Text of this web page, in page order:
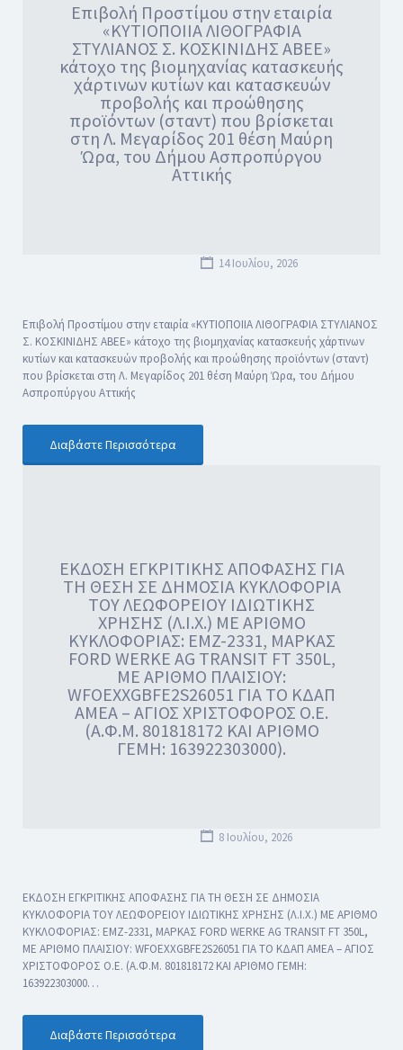
Επιβολή Προστίμου στην εταιρία
«ΚΥΤΙΟΠΟΙΙΑ ΛΙΘΟΓΡΑΦΙΑ
ΣΤΥΛΙΑΝΟΣ Σ. ΚΟΣΚΙΝΙΔΗΣ ΑΒΕΕ»
κάτοχο της βιομηχανίας κατασκευής
χάρτινων κυτίων και κατασκευών
προβολής και προώθησης
προϊόντων (σταντ) που βρίσκεται
στη Λ. Μεγαρίδος 201 θέση Μαύρη
Ώρα, του Δήμου Ασπροπύργου
Αττικής
14 Ιουλίου, 2026
Επιβολή Προστίμου στην εταιρία «ΚΥΤΙΟΠΟΙΙΑ ΛΙΘΟΓΡΑΦΙΑ ΣΤΥΛΙΑΝΟΣ
Σ. ΚΟΣΚΙΝΙΔΗΣ ΑΒΕΕ» κάτοχο της βιομηχανίας κατασκευής χάρτινων
κυτίων και κατασκευών προβολής και προώθησης προϊόντων (σταντ)
που βρίσκεται στη Λ. Μεγαρίδος 201 θέση Μαύρη Ώρα, του Δήμου
Ασπροπύργου Αττικής
Διαβάστε Περισσότερα
ΕΚΔΟΣΗ ΕΓΚΡΙΤΙΚΗΣ ΑΠΟΦΑΣΗΣ ΓΙΑ
ΤΗ ΘΕΣΗ ΣΕ ΔΗΜΟΣΙΑ ΚΥΚΛΟΦΟΡΙΑ
ΤΟΥ ΛΕΩΦΟΡΕΙΟΥ ΙΔΙΩΤΙΚΗΣ
ΧΡΗΣΗΣ (Λ.Ι.Χ.) ΜΕ ΑΡΙΘΜΟ
ΚΥΚΛΟΦΟΡΙΑΣ: EMZ-2331, ΜΑΡΚΑΣ
FORD WERKE AG TRANSIT FT 350L,
ΜΕ ΑΡΙΘΜΟ ΠΛΑΙΣΙΟΥ:
WFOEXXGBFE2S26051 ΓΙΑ ΤΟ ΚΔΑΠ
ΑΜΕΑ – ΑΓΙΟΣ ΧΡΙΣΤΟΦΟΡΟΣ Ο.Ε.
(Α.Φ.Μ. 801818172 ΚΑΙ ΑΡΙΘΜΟ
ΓΕΜΗ: 163922303000).
8 Ιουλίου, 2026
ΕΚΔΟΣΗ ΕΓΚΡΙΤΙΚΗΣ ΑΠΟΦΑΣΗΣ ΓΙΑ ΤΗ ΘΕΣΗ ΣΕ ΔΗΜΟΣΙΑ
ΚΥΚΛΟΦΟΡΙΑ ΤΟΥ ΛΕΩΦΟΡΕΙΟΥ ΙΔΙΩΤΙΚΗΣ ΧΡΗΣΗΣ (Λ.Ι.Χ.) ΜΕ ΑΡΙΘΜΟ
ΚΥΚΛΟΦΟΡΙΑΣ: EMZ-2331, ΜΑΡΚΑΣ FORD WERKE AG TRANSIT FT 350L,
ΜΕ ΑΡΙΘΜΟ ΠΛΑΙΣΙΟΥ: WFOEXXGBFE2S26051 ΓΙΑ ΤΟ ΚΔΑΠ ΑΜΕΑ – ΑΓΙΟΣ
ΧΡΙΣΤΟΦΟΡΟΣ Ο.Ε. (Α.Φ.Μ. 801818172 ΚΑΙ ΑΡΙΘΜΟ ΓΕΜΗ:
163922303000…
Διαβάστε Περισσότερα